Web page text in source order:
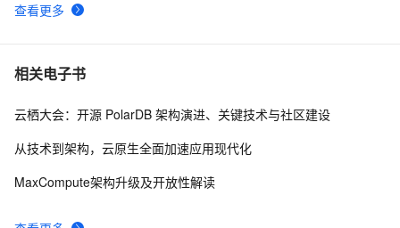
查看更多
相关电子书
云栖大会：开源 PolarDB 架构演进、关键技术与社区建设
从技术到架构，云原生全面加速应用现代化
MaxCompute架构升级及开放性解读